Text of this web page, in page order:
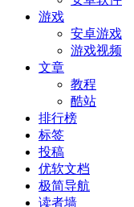
游戏
安卓游戏
游戏视频
文章
教程
酷站
排行榜
标签
投稿
优软文档
极简导航
读者墙